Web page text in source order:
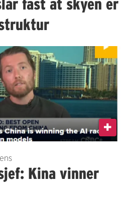
fast at skyen er
Kina vinner